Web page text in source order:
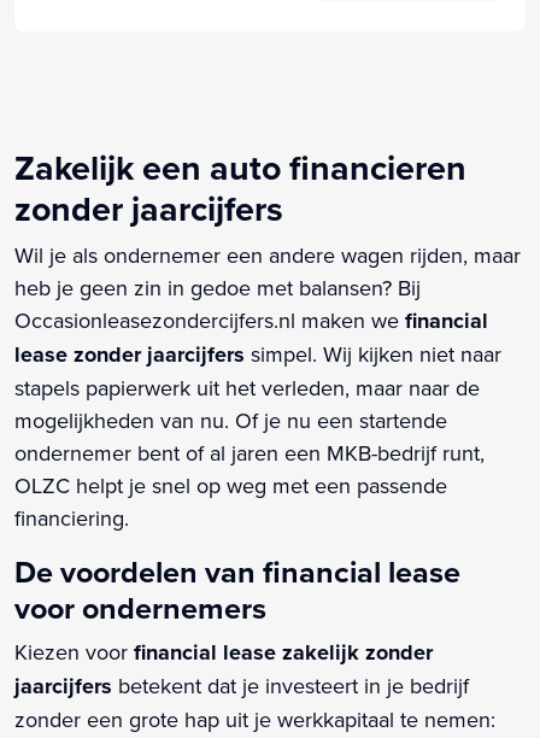
Zakelijk een auto financieren
zonder jaarcijfers
Wil je als ondernemer een andere wagen rijden, maar
heb je geen zin in gedoe met balansen? Bij
Occasionleasezondercijfers.nl maken we financial
lease zonder jaarcijfers simpel. Wij kijken niet naar
stapels papierwerk uit het verleden, maar naar de
mogelijkheden van nu. Of je nu een startende
ondernemer bent of al jaren een MKB-bedrijf runt,
OLZC helpt je snel op weg met een passende
financiering.
De voordelen van financial lease
voor ondernemers
Kiezen voor financial lease zakelijk zonder
jaarcijfers betekent dat je investeert in je bedrijf
zonder een grote hap uit je werkkapitaal te nemen: